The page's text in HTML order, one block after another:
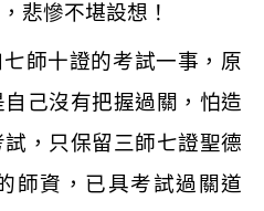
悲慘不堪設想！
師十證的考試一事，原
己沒有把握過關，怕造
，只保留三師七證聖德
師資，已具考試過關道